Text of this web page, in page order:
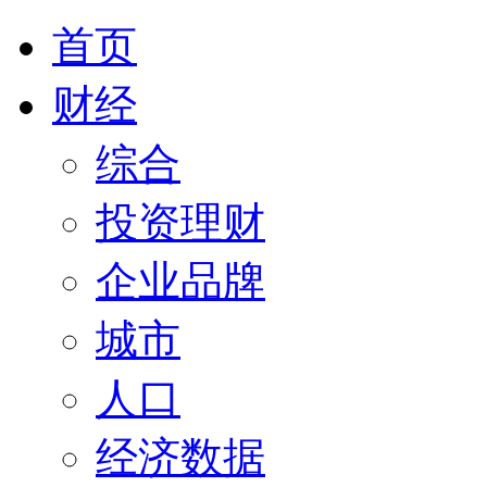
首页
财经
综合
投资理财
企业品牌
城市
人口
经济数据